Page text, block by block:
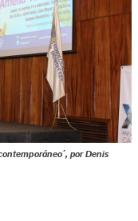
por Denis